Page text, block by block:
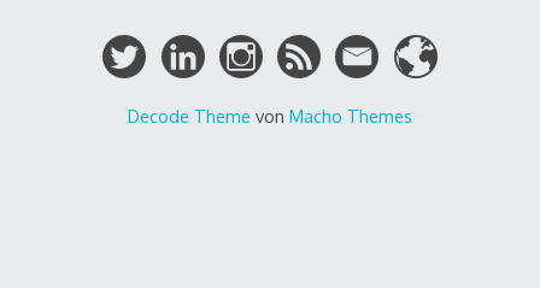
Decode Theme von Macho Themes